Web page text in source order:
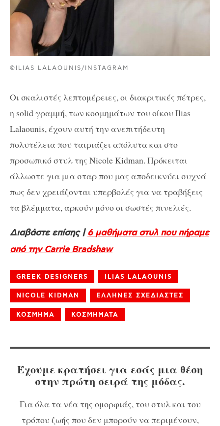
©ILIAS LALAOUNIS/INSTAGRAM
Οι σκαλιστές λεπτομέρειες, οι διακριτικές πέτρες,
η solid γραμμή, των κοσμημάτων του οίκου Ilias
Lalaounis, έχουν αυτή την ανεπιτήδευτη
πολυτέλεια που ταιριάζει απόλυτα και στο
προσωπικό στυλ της Nicole Kidman. Πρόκειται
άλλωστε για μια σταρ που μας αποδεικνύει συχνά
πως δεν χρειάζονται υπερβολές για να τραβήξεις
τα βλέμματα, αρκούν μόνο οι σωστές πινελιές.
Διαβάστε επίσης |6 μαθήματα στυλ που πήραμε
από την Carrie Bradshaw
GREEK DESIGNERS ILIAS LALAOUNIS
NICOLE KIDMAN ΕΛΛΗΝΕΣ ΣΧΕΔΙΑΣΤΕΣ
ΚΟΣΜΗΜΑ ΚΟΣΜΗΜΑΤΑ
Έχουμε κρατήσει για εσάς μια θέση
στην πρώτη σειρά της μόδας.
Για όλα τα νέα της ομορφιάς, του στυλ και του
τρόπου ζωής που δεν μπορούν να περιμένουν,